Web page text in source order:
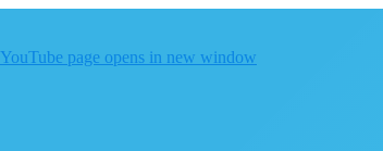
YouTube page opens in new window